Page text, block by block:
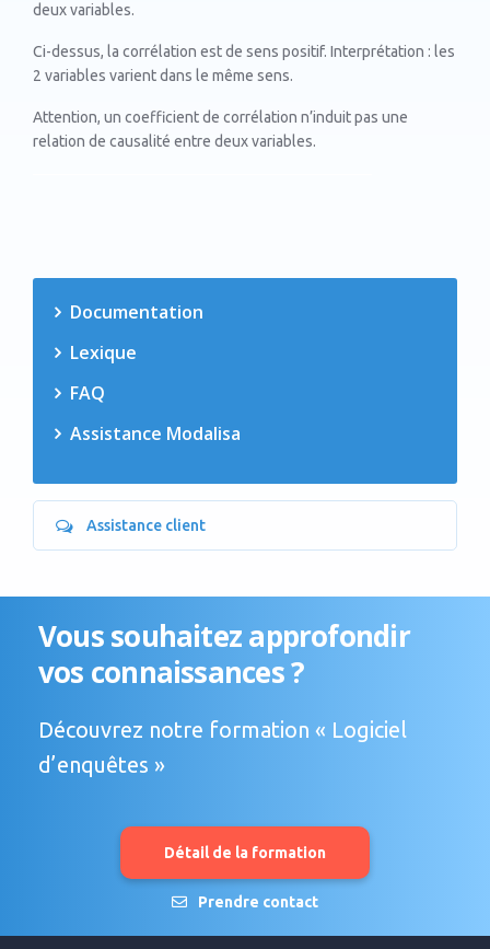
deux variables.
Ci-dessus, la corrélation est de sens positif. Interprétation : les
2 variables varient dans le même sens.
Attention, un coefficient de corrélation n’induit pas une
relation de causalité entre deux variables.
Documentation
Lexique
FAQ
Assistance Modalisa
Assistance client
Vous souhaitez approfondir
vos connaissances ?
Découvrez notre formation « Logiciel
d’enquêtes »
Détail de la formation
Prendre contact